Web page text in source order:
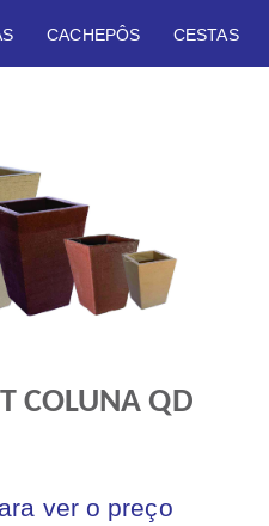
CACHEPÔS CESTAS
COLUNA QD
ver o preço